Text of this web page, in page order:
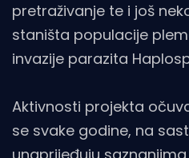
pretraživanje te i još
staništa populacije
invazije parazita
Aktivnosti projekta
se svake godine, na